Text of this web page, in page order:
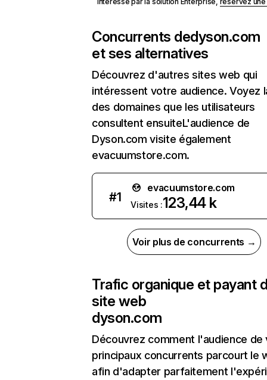
Concurrents dedyson.com
et ses alternatives
Découvrez d'autres sites web qui
intéressent votre audience. Voyez
des domaines que les utilisateurs
consultent ensuiteL'audience de
Dyson.com visite également
evacuumstore.com.
#1
evacuumstore.com
Visites :123,44 k
Voir plus de concurrents →
Trafic organique et payant
site web
dyson.com
Découvrez comment l'audience de
principaux concurrents parcourt le
afin d'adapter parfaitement